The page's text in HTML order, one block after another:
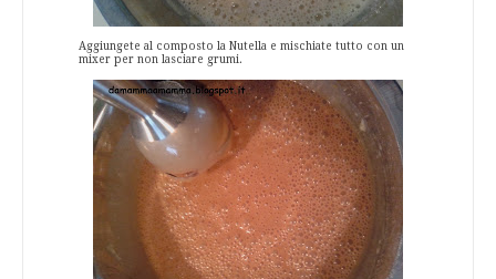
Aggiungete al composto la Nutella e mischiate tutto con un
mixer per non lasciare grumi.